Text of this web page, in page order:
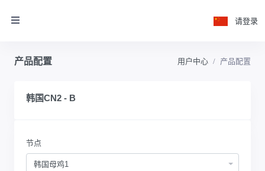
请登录
产品配置 用户中心 产品配置
韩国CN2 - B
节点
韩国母鸡1